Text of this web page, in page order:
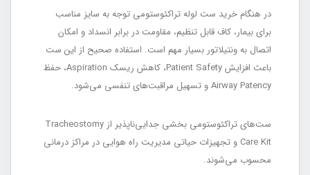
در هنگام خرید ست لوله تراکئوستومی توجه به سایز مناسب
برای بیمار، کاف قابل تنظیم، مقاومت در برابر انسداد و امکان
اتصال به ونتیلاتور بسیار مهم است. استفاده صحیح از این ست
باعث افزایش Patient Safety، کاهش ریسک Aspiration، حفظ
Airway Patency و تسهیل مراقبت‌های تنفسی می‌شود.
ست‌های تراکئوستومی بخشی جدایی‌ناپذیر از Tracheostomy
Care Kit و تجهیزات حیاتی مدیریت راه هوایی در مراکز درمانی
محسوب می‌شوند.